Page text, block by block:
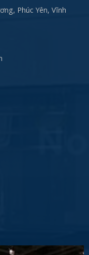
Phúc Yên, Vĩnh